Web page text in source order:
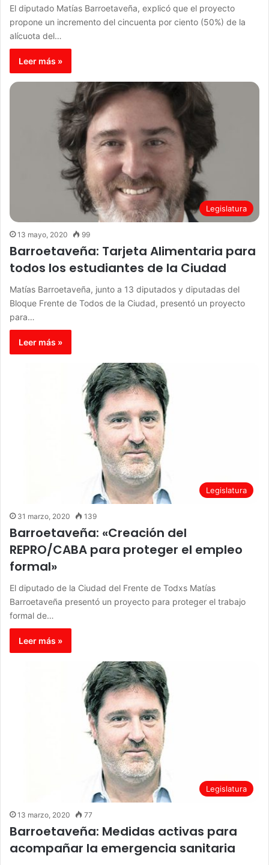
El diputado Matías Barroetaveña, explicó que el proyecto
propone un incremento del cincuenta por ciento (50%) de la
alícuota del…
Leer más »
Legislatura
13 mayo, 2020 99
Barroetaveña: Tarjeta Alimentaria para
todos los estudiantes de la Ciudad
Matías Barroetaveña, junto a 13 diputados y diputadas del
Bloque Frente de Todos de la Ciudad, presentó un proyecto
para…
Leer más »
Legislatura
31 marzo, 2020 139
Barroetaveña: «Creación del
REPRO/CABA para proteger el empleo
formal»
El diputado de la Ciudad del Frente de Todxs Matías
Barroetaveña presentó un proyecto para proteger el trabajo
formal de…
Leer más »
Legislatura
13 marzo, 2020 77
Barroetaveña: Medidas activas para
acompañar la emergencia sanitaria